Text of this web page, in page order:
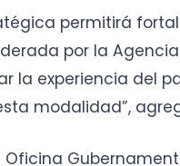
permitirá
por la
la experiencia del
modalidad”,